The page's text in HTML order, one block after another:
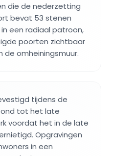
die de nederzetting
bevat 53 stenen
een radiaal patroon,
poorten zichtbaar
de omheiningsmuur.
tijdens de
tot het late
voordat het in de late
Opgravingen
in een